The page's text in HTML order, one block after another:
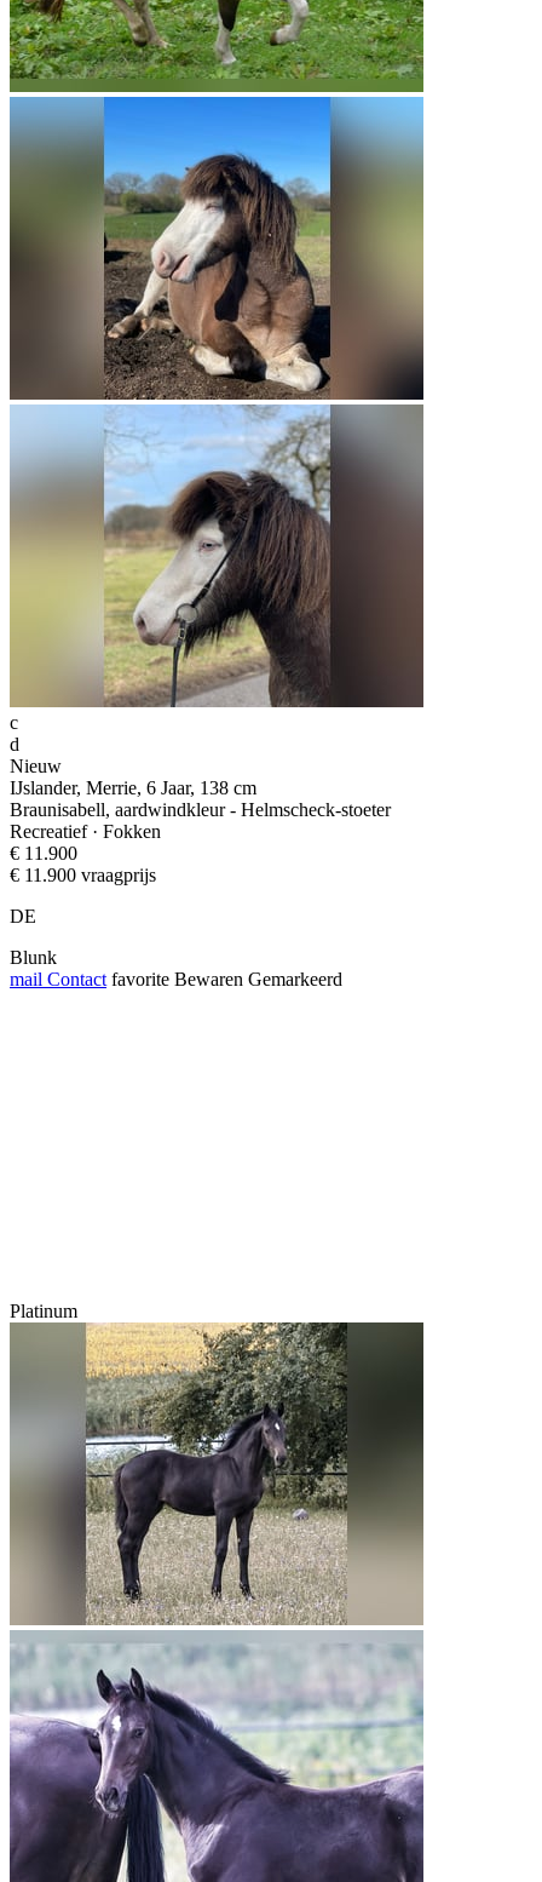
c
d
Nieuw
IJslander, Merrie, 6 Jaar, 138 cm
Braunisabell, aardwindkleur - Helmscheck-stoeter
Recreatief · Fokken
€ 11.900
€ 11.900 vraagprijs
DE
Blunk
mail Contact favorite Bewaren Gemarkeerd
Platinum